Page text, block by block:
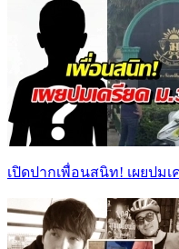
เปิดปากเพื่อนสนิท! เผยปม